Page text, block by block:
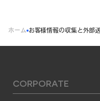
ホーム お客様情報の収集と外部
CORPORATE